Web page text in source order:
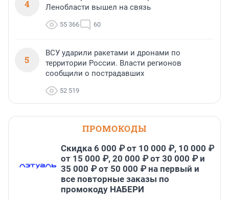
4
Ленобласти вышел на связь
55 366 60
5
ВСУ ударили ракетами и дронами по
территории России. Власти регионов
сообщили о пострадавших
52 519
ПРОМОКОДЫ
Скидка 6 000 ₽ от 10 000 ₽, 10 000 ₽
от 15 000 ₽, 20 000 ₽ от 30 000 ₽ и
35 000 ₽ от 50 000 ₽ на первый и
все повторные заказы по
промокоду НАБЕРИ